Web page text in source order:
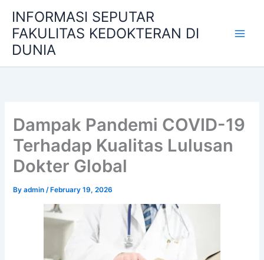
content
INFORMASI SEPUTAR
FAKULITAS KEDOKTERAN DI
DUNIA
Dampak Pandemi COVID-19
Terhadap Kualitas Lulusan
Dokter Global
Byadmin/ February 19, 2026